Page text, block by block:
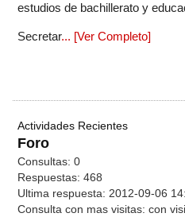
estudios de bachillerato y
Secretar... [Ver Completo]
Actividades Recientes
Foro
Consultas: 0
Respuestas: 468
Ultima respuesta: 2012-09-06
Consulta con mas visitas: con